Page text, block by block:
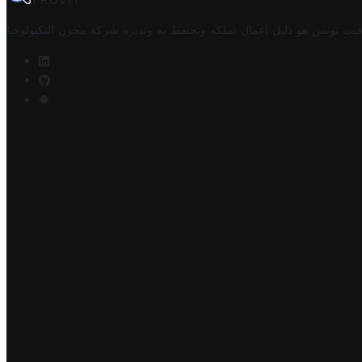
تونس هو دليل أعمال تملكه وتحتفظ به وتديره شركة مخزن التكنولوجيا